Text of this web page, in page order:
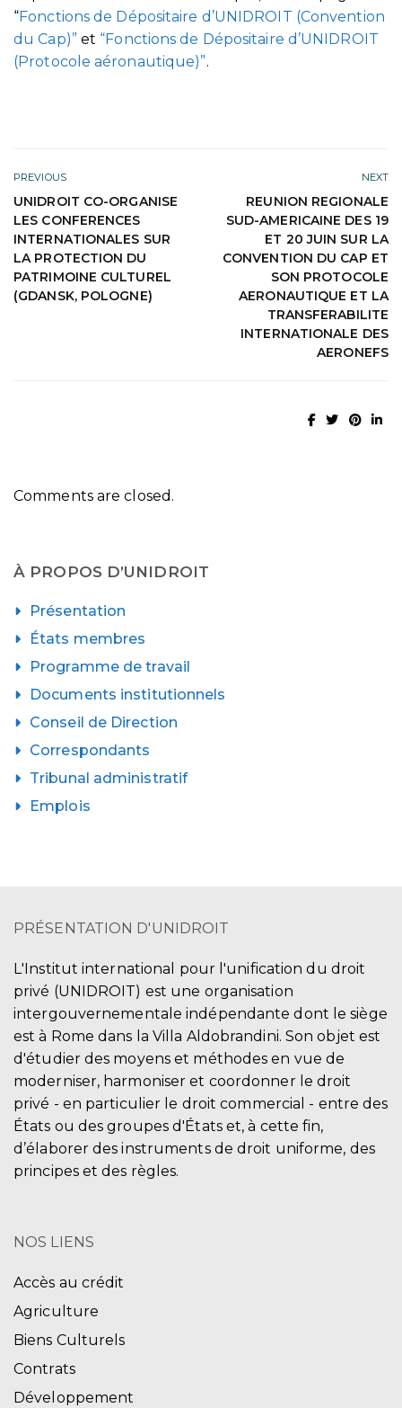
“Fonctions de Dépositaire d’UNIDROIT (Convention
du Cap)” et “Fonctions de Dépositaire d’UNIDROIT
(Protocole aéronautique)”.
PREVIOUS
UNIDROIT CO-ORGANISE
LES CONFERENCES
INTERNATIONALES SUR
LA PROTECTION DU
PATRIMOINE CULTUREL
(GDANSK, POLOGNE)
NEXT
REUNION REGIONALE
SUD-AMERICAINE DES 19
ET 20 JUIN SUR LA
CONVENTION DU CAP ET
SON PROTOCOLE
AERONAUTIQUE ET LA
TRANSFERABILITE
INTERNATIONALE DES
AERONEFS
Comments are closed.
À PROPOS D’UNIDROIT
Présentation
États membres
Programme de travail
Documents institutionnels
Conseil de Direction
Correspondants
Tribunal administratif
Emplois
PRÉSENTATION D'UNIDROIT
L'Institut international pour l'unification du droit
privé (UNIDROIT) est une organisation
intergouvernementale indépendante dont le siège
est à Rome dans la Villa Aldobrandini. Son objet est
d'étudier des moyens et méthodes en vue de
moderniser, harmoniser et coordonner le droit
privé - en particulier le droit commercial - entre des
États ou des groupes d'États et, à cette fin,
d’élaborer des instruments de droit uniforme, des
principes et des règles.
NOS LIENS
Accès au crédit
Agriculture
Biens Culturels
Contrats
Développement